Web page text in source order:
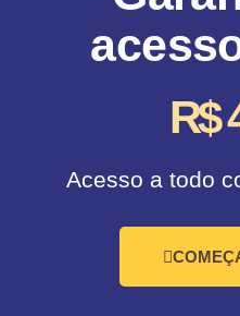
R$
Acesso a todo